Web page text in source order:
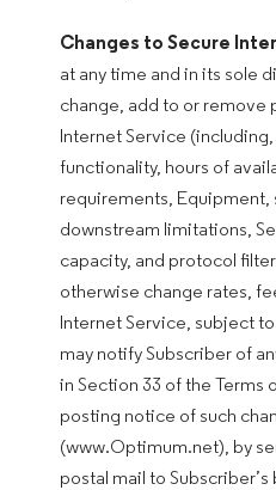
Changes to Secure
at any time and in its sole
change, add to or remove
Internet Service
functionality, hours of
requirements, Equipment,
downstream limitations,
capacity, and protocol
otherwise change rates,
Internet Service, subject
may notify Subscriber of
in Section 33 of the Terms
posting notice of such
(www.Optimum.net), by
postal mail to